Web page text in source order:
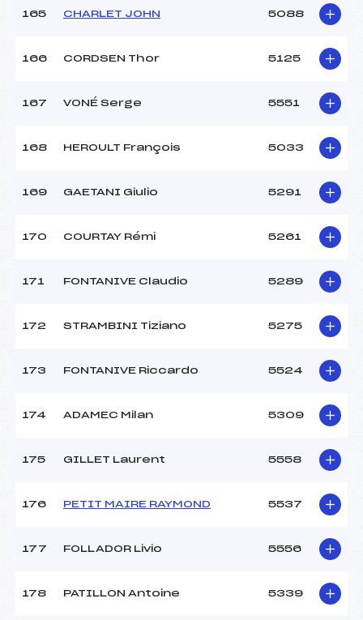
165 CHARLET JOHN 5088
166 CORDSEN Thor 5125
167 VONÉ Serge 5551
168 HEROULT François 5033
169 GAETANI Giulio 5291
170 COURTAY Rémi 5261
171 FONTANIVE Claudio 5289
172 STRAMBINI Tiziano 5275
173 FONTANIVE Riccardo 5524
174 ADAMEC Milan 5309
175 GILLET Laurent 5558
176 PETIT MAIRE RAYMOND 5537
177 FOLLADOR Livio 5556
178 PATILLON Antoine 5339